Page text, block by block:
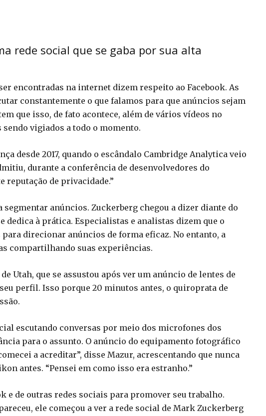
rede social que se gaba por sua alta
encontradas na internet dizem respeito ao Facebook. As
constantemente o que falamos para que anúncios sejam
que isso, de fato acontece, além de vários vídeos no
sendo vigiados a todo o momento.
desde 2017, quando o escândalo Cambridge Analytica veio
durante a conferência de desenvolvedores do
reputação de privacidade.”
segmentar anúncios. Zuckerberg chegou a dizer diante do
dedica à prática. Especialistas e analistas dizem que o
direcionar anúncios de forma eficaz. No entanto, a
compartilhando suas experiências.
Utah, que se assustou após ver um anúncio de lentes de
perfil. Isso porque 20 minutos antes, o quiroprata de
escutando conversas por meio dos microfones dos
para o assunto. O anúncio do equipamento fotográfico
a acreditar”, disse Mazur, acrescentando que nunca
antes. “Pensei em como isso era estranho.”
e de outras redes sociais para promover seu trabalho.
ele começou a ver a rede social de Mark Zuckerberg